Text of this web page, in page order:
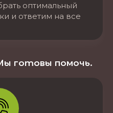
оптимальный
и ответим на все
готовы помочь.